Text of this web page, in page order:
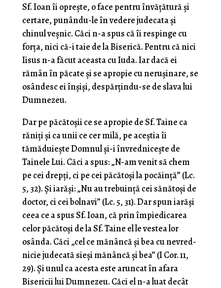
Sf. Ioan îi opreşte, o face pentru învăţătură şi
certare, punându-le în vedere judecata şi
chinul veşnic. Căci n-a spus că îi respinge cu
forţa, nici că-i taie de la Biserică. Pentru că nici
Iisus n-a făcut aceasta cu Iuda. Iar dacă ei
rămân în păcate şi se apropie cu neruşinare, se
osândesc ei înşişi, despărţindu-se de slava lui
Dumnezeu.
Dar pe păcătoşii ce se apropie de Sf. Taine ca
răniţi şi ca unii ce cer milă, pe aceştia îi
tămăduieşte Domnul şi-i învredniceşte de
Tainele Lui. Căci a spus: „N-am venit să chem
pe cei drepţi, ci pe cei păcătoşi la pocăinţă” (Lc.
5, 32). Şi iarăşi: „Nu au trebuinţă cei sănătoşi de
doctor, ci cei bolnavi” (Lc. 5, 31). Dar spun iarăşi
ceea ce a spus Sf. Ioan, că prin împiedicarea
celor păcătoşi de la Sf. Taine el le vestea lor
osânda. Căci „cel ce mănâncă şi bea cu nevred­
nicie judecată sieşi mănâncă şi bea” (I Cor. 11,
29). Şi unul ca acesta este aruncat în afara
Bisericii lui Dumne­zeu. Căci el n-a luat decât